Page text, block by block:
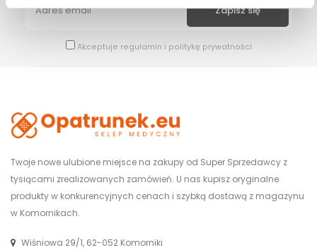
Akceptuje regulamin i politykę prywatności
Twoje nowe ulubione miejsce na zakupy od Super Sprzedawcy z
tysiącami zrealizowanych zamówień. U nas kupisz oryginalne
produkty w konkurencyjnych cenach i szybką dostawą z magazynu
w Komornikach.
Wiśniowa 29/1, 62-052 Komorniki